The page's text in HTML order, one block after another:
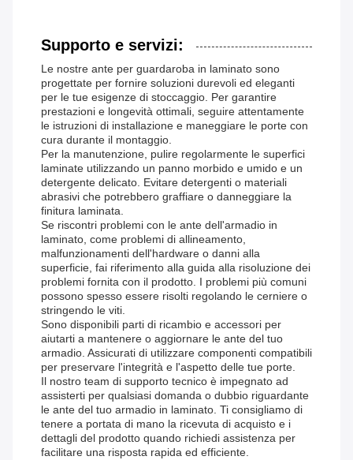
Supporto e servizi:
Le nostre ante per guardaroba in laminato sono
progettate per fornire soluzioni durevoli ed eleganti
per le tue esigenze di stoccaggio. Per garantire
prestazioni e longevità ottimali, seguire attentamente
le istruzioni di installazione e maneggiare le porte con
cura durante il montaggio.
Per la manutenzione, pulire regolarmente le superfici
laminate utilizzando un panno morbido e umido e un
detergente delicato. Evitare detergenti o materiali
abrasivi che potrebbero graffiare o danneggiare la
finitura laminata.
Se riscontri problemi con le ante dell'armadio in
laminato, come problemi di allineamento,
malfunzionamenti dell'hardware o danni alla
superficie, fai riferimento alla guida alla risoluzione dei
problemi fornita con il prodotto. I problemi più comuni
possono spesso essere risolti regolando le cerniere o
stringendo le viti.
Sono disponibili parti di ricambio e accessori per
aiutarti a mantenere o aggiornare le ante del tuo
armadio. Assicurati di utilizzare componenti compatibili
per preservare l'integrità e l'aspetto delle tue porte.
Il nostro team di supporto tecnico è impegnato ad
assisterti per qualsiasi domanda o dubbio riguardante
le ante del tuo armadio in laminato. Ti consigliamo di
tenere a portata di mano la ricevuta di acquisto e i
dettagli del prodotto quando richiedi assistenza per
facilitare una risposta rapida ed efficiente.